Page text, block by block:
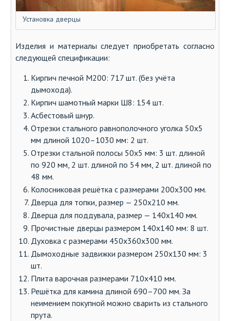
Установка дверцы
Изделия и материалы следует приобретать согласно
следующей спецификации:
Кирпич печной М200: 717 шт. (без учёта
дымохода).
Кирпич шамотный марки Ш8: 154 шт.
Асбестовый шнур.
Отрезки стального равнополочного уголка 50х5
мм длиной 1020–1030 мм: 2 шт.
Отрезки стальной полосы 50х5 мм: 3 шт. длиной
по 920 мм, 2 шт. длиной по 54 мм, 2 шт. длиной по
48 мм.
Колосниковая решётка с размерами 200х300 мм.
Дверца для топки, размер — 250х210 мм.
Дверца для поддувала, размер — 140х140 мм.
Прочистные дверцы размером 140х140 мм: 8 шт.
Духовка с размерами 450х360х300 мм.
Дымоходные задвижки размером 250х130 мм: 3
шт.
Плита варочная размерами 710х410 мм.
Решётка для камина длиной 690–700 мм. За
неимением покупной можно сварить из стального
прута.